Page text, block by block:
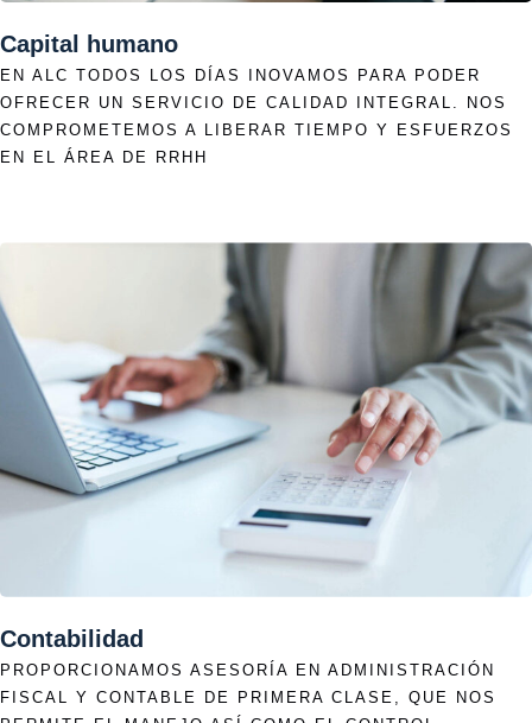
Capital humano
EN ALC TODOS LOS DÍAS INOVAMOS PARA PODER
OFRECER UN SERVICIO DE CALIDAD INTEGRAL. NOS
COMPROMETEMOS A LIBERAR TIEMPO Y ESFUERZOS
EN EL ÁREA DE RRHH
Contabilidad
PROPORCIONAMOS ASESORÍA EN ADMINISTRACIÓN
FISCAL Y CONTABLE DE PRIMERA CLASE, QUE NOS